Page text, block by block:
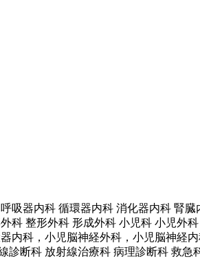
吸器内科 循環器内科 消化器内科 腎
科 整形外科 形成外科 小児科 小児外
内科，小児脳神経外科，小児脳神経
診断科 放射線治療科 病理診断科 救急